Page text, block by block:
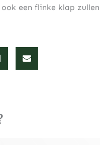
een flinke klap zullen